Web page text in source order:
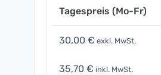
Tagespreis (Mo-Fr)
30,00 € exkl. MwSt.
35,70 € inkl. MwSt.